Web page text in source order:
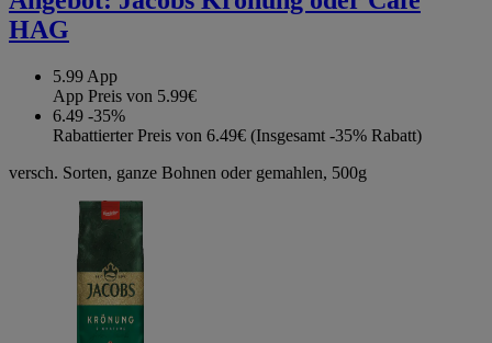
HAG
5.99 App
App Preis von 5.99€
6.49 -35%
Rabattierter Preis von 6.49€ (Insgesamt -35% Rabatt)
versch. Sorten, ganze Bohnen oder gemahlen, 500g